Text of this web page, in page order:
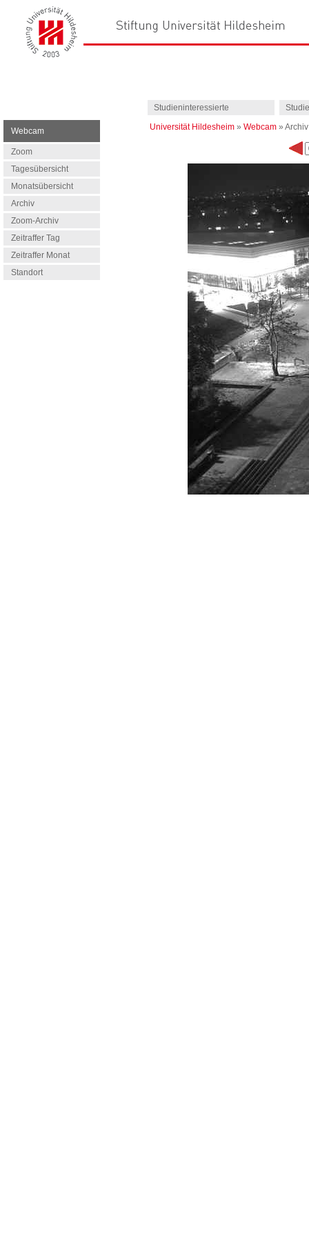
Studieninteressierte
Webcam
Zoom
Tagesübersicht
Monatsübersicht
Archiv
Zoom-Archiv
Zeitraffer Tag
Zeitraffer Monat
Standort
Universität Hildesheim » Webcam » Archiv